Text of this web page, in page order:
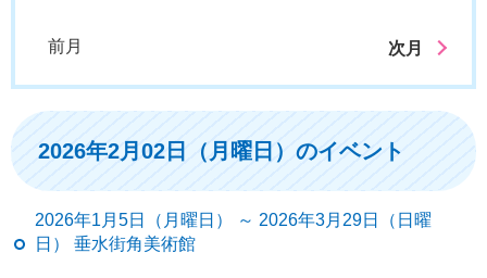
前月 次月
2026年2月02日（月曜日）のイベント
2026年1月5日（月曜日） ～ 2026年3月29日（日曜
日） 垂水街角美術館